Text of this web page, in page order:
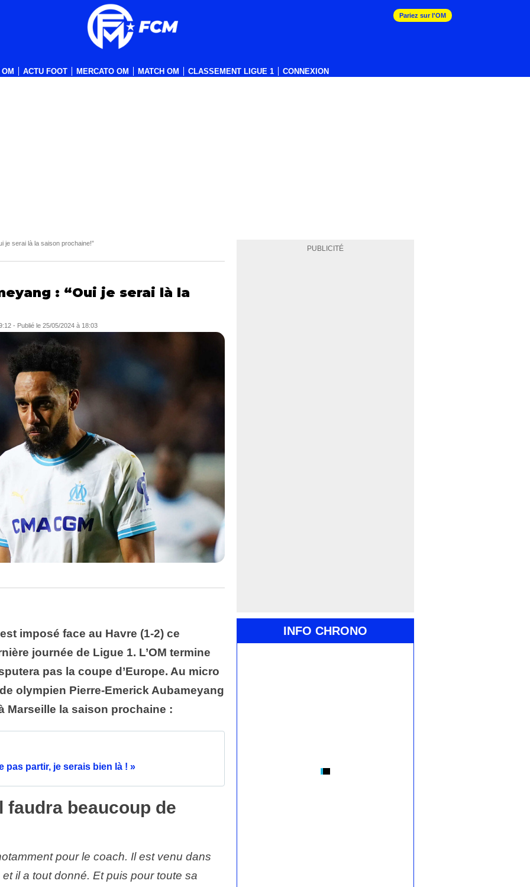
ACTU FOOT MERCATO OM MATCH OM CLASSEMENT LIGUE 1 CONNEXION
Pariez sur l'OM
PUBLICITÉ
INFO CHRONO
je serai là la saison prochaine!”
: “Oui je serai là la
- Publié le 25/05/2024 à 18:03
imposé face au Havre (1-2) ce
journée de Ligue 1. L’OM termine
pas la coupe d’Europe. Au micro
olympien Pierre-Emerick Aubameyang
Marseille la saison prochaine :
pas partir, je serais bien là ! »
faudra beaucoup de
pour le coach. Il est venu dans
il a tout donné. Et puis pour toute sa